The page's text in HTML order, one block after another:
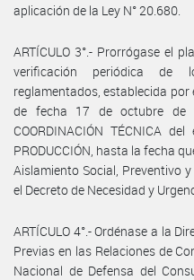
aplicación de la Ley N° 20.680.
ARTÍCULO 3°.- Prorrógase el
verificación periódica de
reglamentados, establecida por
de fecha 17 de octubre de
COORDINACIÓN TÉCNICA
PRODUCCIÓN, hasta la fecha
Aislamiento Social, Preventivo
el Decreto de Necesidad y
ARTÍCULO 4°.- Ordénase a la
Previas en las Relaciones de
Nacional de Defensa del